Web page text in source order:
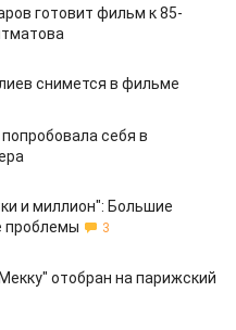
готовит фильм к 85-
снимется в фильме
себя в
и миллион": Большие
проблемы
3
отобран на парижский